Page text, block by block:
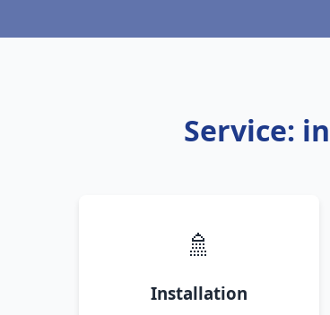
Service:
🚿
Installation